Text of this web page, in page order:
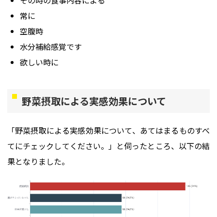
常に
空腹時
水分補給感覚です
欲しい時に
野菜摂取による実感効果について
「野菜摂取による実感効果について、あてはまるものすべ
てにチェックしてください。」と伺ったところ、以下の結
果となりました。